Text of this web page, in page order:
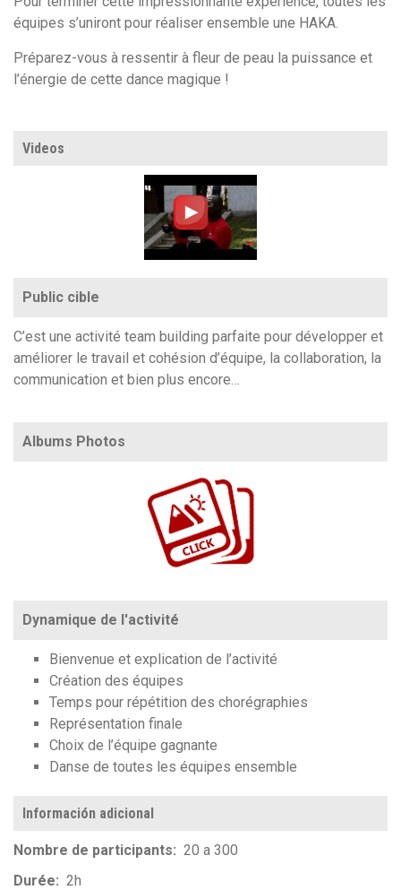
équipes s’uniront pour réaliser ensemble une HAKA.
Préparez-vous à ressentir à fleur de peau la puissance et
l’énergie de cette dance magique !
Videos
Public cible
C’est une activité team building parfaite pour développer et
améliorer le travail et cohésion d’équipe, la collaboration, la
communication et bien plus encore…
Albums Photos
Dynamique de l'activité
Bienvenue et explication de l’activité
Création des équipes
Temps pour répétition des chorégraphies
Représentation finale
Choix de l’équipe gagnante
Danse de toutes les équipes ensemble
Información adicional
Nombre de participants
20 a 300
Durée
2h